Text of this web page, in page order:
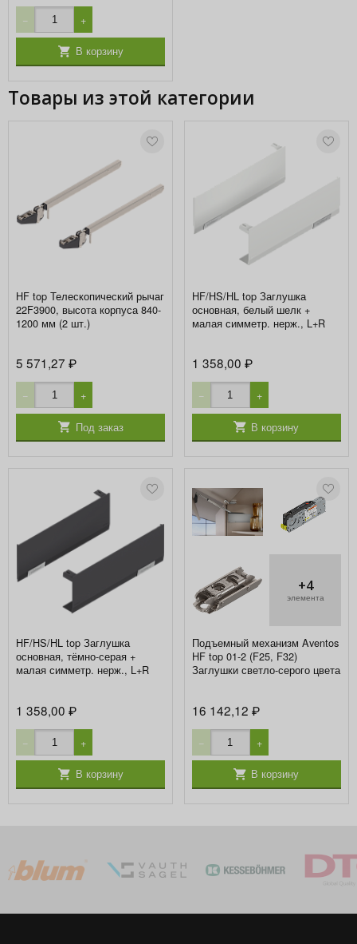
− +
В корзину
Товары из этой категории
HF top Телескопический рычаг
22F3900, высота корпуса 840-
1200 мм (2 шт.)
5 571,27₽
− +
Под заказ
HF/HS/HL top Заглушка
основная, белый шелк +
малая симметр. нерж., L+R
1 358,00 ₽
− +
В корзину
HF/HS/HL top Заглушка
основная, тёмно-серая +
малая симметр. нерж., L+R
1 358,00₽
− +
В корзину
+4
элемента
Подъемный механизм Aventos
HF top 01-2 (F25, F32)
Заглушки светло-серого цвета
16 142,12 ₽
− +
В корзину